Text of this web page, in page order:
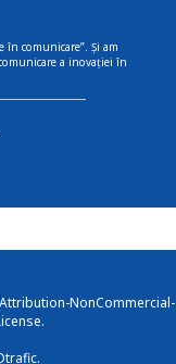
comunicare”. Și am
a inovației în
NonCommercial-
.